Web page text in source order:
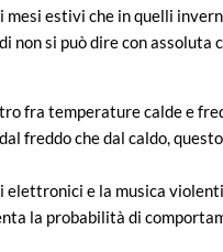
estivi che in quelli
non si può dire con
fra temperature calde e
freddo che dal caldo,
elettronici e la musica
la probabilità di